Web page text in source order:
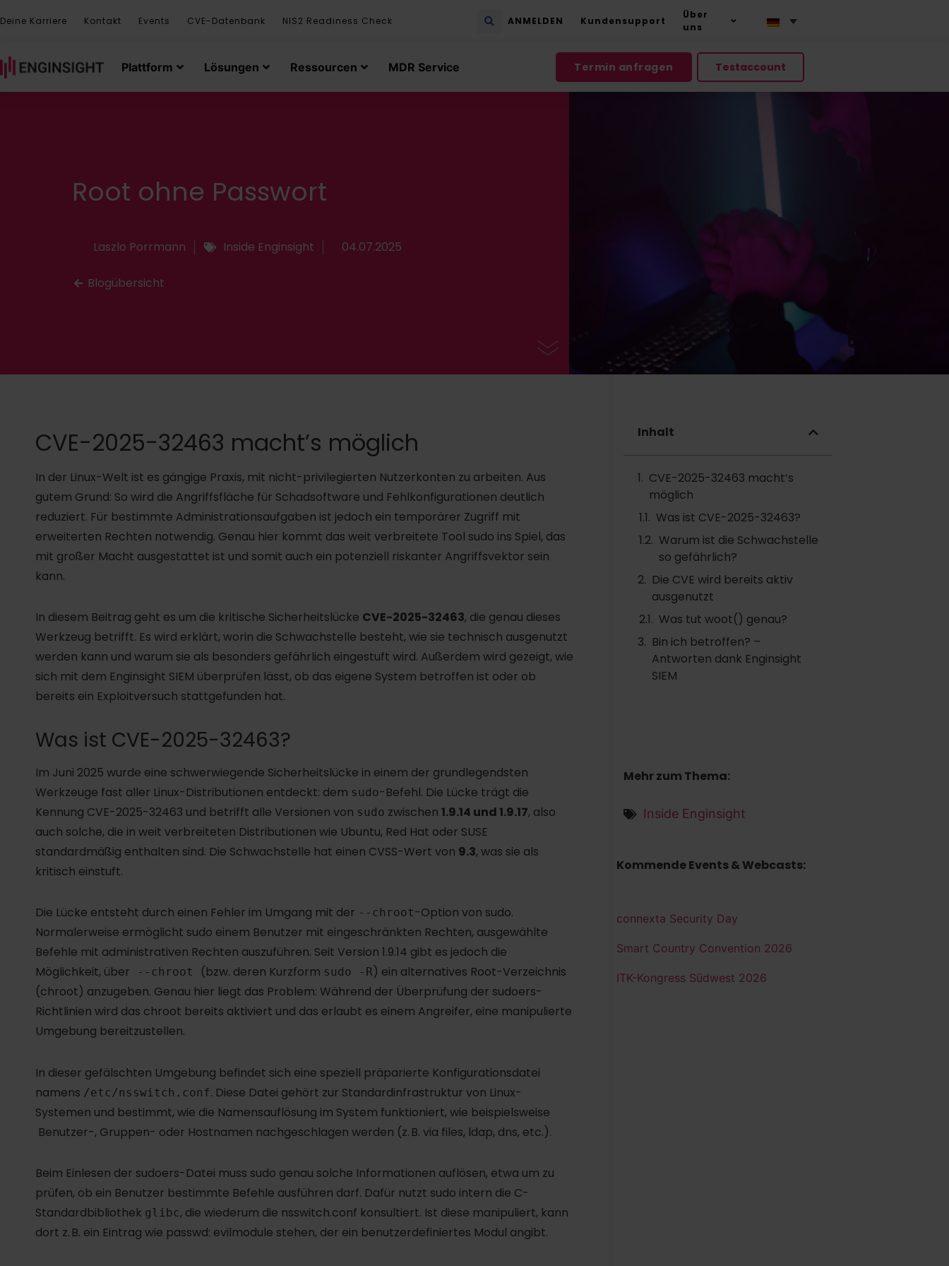
Deine Karriere Kontakt Events CVE-Datenbank NIS2 Readiness Check ANMELDEN Kundensupport
Über
uns
Plattform Lösungen Ressourcen MDR Service Termin anfragen Testaccount
Root ohne Passwort
Laszlo Porrmann Inside Enginsight 04.07.2025
Blogübersicht
CVE-2025-32463 macht’s möglich
In der Linux-Welt ist es gängige Praxis, mit nicht-privilegierten Nutzerkonten zu arbeiten. Aus
gutem Grund: So wird die Angriffsfläche für Schadsoftware und Fehlkonfigurationen deutlich
reduziert. Für bestimmte Administrationsaufgaben ist jedoch ein temporärer Zugriff mit
erweiterten Rechten notwendig. Genau hier kommt das weit verbreitete Tool sudo ins Spiel, das
mit großer Macht ausgestattet ist und somit auch ein potenziell riskanter Angriffsvektor sein
kann.
In diesem Beitrag geht es um die kritische Sicherheitslücke CVE-2025-32463, die genau dieses
Werkzeug betrifft. Es wird erklärt, worin die Schwachstelle besteht, wie sie technisch ausgenutzt
werden kann und warum sie als besonders gefährlich eingestuft wird. Außerdem wird gezeigt, wie
sich mit dem Enginsight SIEM überprüfen lässt, ob das eigene System betroffen ist oder ob
bereits ein Exploitversuch stattgefunden hat.
Was ist CVE-2025-32463?
Im Juni 2025 wurde eine schwerwiegende Sicherheitslücke in einem der grundlegendsten
Werkzeuge fast aller Linux-Distributionen entdeckt: dem sudo-Befehl. Die Lücke trägt die
Kennung CVE-2025-32463 und betrifft alle Versionen von sudo zwischen 1.9.14 und 1.9.17, also
auch solche, die in weit verbreiteten Distributionen wie Ubuntu, Red Hat oder SUSE
standardmäßig enthalten sind. Die Schwachstelle hat einen CVSS-Wert von 9.3, was sie als
kritisch einstuft.
Die Lücke entsteht durch einen Fehler im Umgang mit der --chroot-Option von sudo.
Normalerweise ermöglicht sudo einem Benutzer mit eingeschränkten Rechten, ausgewählte
Befehle mit administrativen Rechten auszuführen. Seit Version 1.9.14 gibt es jedoch die
Möglichkeit, über --chroot (bzw. deren Kurzform sudo -R) ein alternatives Root-Verzeichnis
(chroot) anzugeben. Genau hier liegt das Problem: Während der Überprüfung der sudoers-
Richtlinien wird das chroot bereits aktiviert und das erlaubt es einem Angreifer, eine manipulierte
Umgebung bereitzustellen.
In dieser gefälschten Umgebung befindet sich eine speziell präparierte Konfigurationsdatei
namens /etc/nsswitch.conf. Diese Datei gehört zur Standardinfrastruktur von Linux-
Systemen und bestimmt, wie die Namensauflösung im System funktioniert, wie beispielsweise
Benutzer-, Gruppen- oder Hostnamen nachgeschlagen werden (z. B. via files, ldap, dns, etc.).
Beim Einlesen der sudoers-Datei muss sudo genau solche Informationen auflösen, etwa um zu
prüfen, ob ein Benutzer bestimmte Befehle ausführen darf. Dafür nutzt sudo intern die C-
Standardbibliothek glibc, die wiederum die nsswitch.conf konsultiert. Ist diese manipuliert, kann
dort z. B. ein Eintrag wie passwd: evilmodule stehen, der ein benutzerdefiniertes Modul angibt.
Inhalt
CVE-2025-32463 macht’s
möglich
Was ist CVE-2025-32463?
Warum ist die Schwachstelle
so gefährlich?
Die CVE wird bereits aktiv
ausgenutzt
Was tut woot() genau?
Bin ich betroffen? –
Antworten dank Enginsight
SIEM
Mehr zum Thema:
Inside Enginsight
Kommende Events & Webcasts:
connexta Security Day
Smart Country Convention 2026
ITK-Kongress Südwest 2026